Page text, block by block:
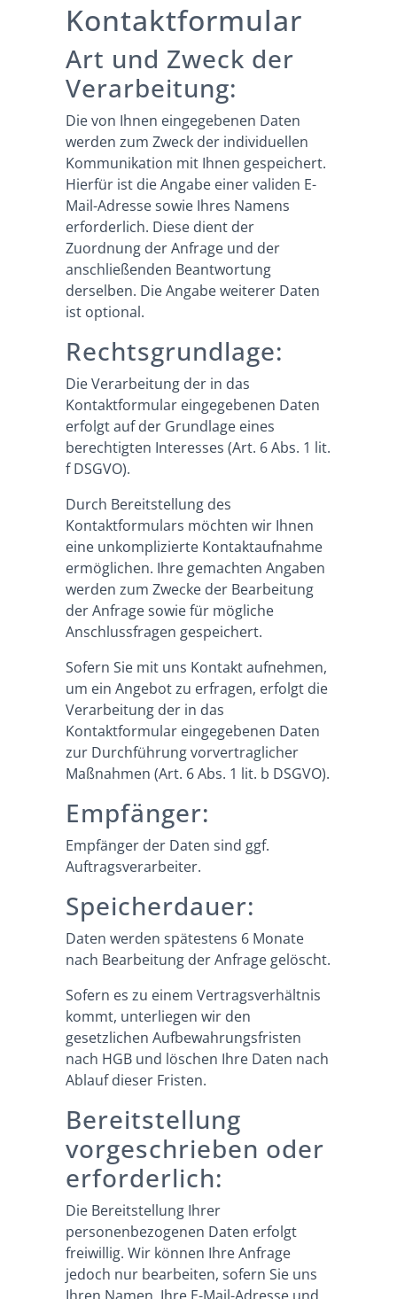
Kontaktformular
Art und Zweck der
Verarbeitung:
Die von Ihnen eingegebenen Daten
werden zum Zweck der individuellen
Kommunikation mit Ihnen gespeichert.
Hierfür ist die Angabe einer validen E-
Mail-Adresse sowie Ihres Namens
erforderlich. Diese dient der
Zuordnung der Anfrage und der
anschließenden Beantwortung
derselben. Die Angabe weiterer Daten
ist optional.
Rechtsgrundlage:
Die Verarbeitung der in das
Kontaktformular eingegebenen Daten
erfolgt auf der Grundlage eines
berechtigten Interesses (Art. 6 Abs. 1 lit.
f DSGVO).
Durch Bereitstellung des
Kontaktformulars möchten wir Ihnen
eine unkomplizierte Kontaktaufnahme
ermöglichen. Ihre gemachten Angaben
werden zum Zwecke der Bearbeitung
der Anfrage sowie für mögliche
Anschlussfragen gespeichert.
Sofern Sie mit uns Kontakt aufnehmen,
um ein Angebot zu erfragen, erfolgt die
Verarbeitung der in das
Kontaktformular eingegebenen Daten
zur Durchführung vorvertraglicher
Maßnahmen (Art. 6 Abs. 1 lit. b DSGVO).
Empfänger:
Empfänger der Daten sind ggf.
Auftragsverarbeiter.
Speicherdauer:
Daten werden spätestens 6 Monate
nach Bearbeitung der Anfrage gelöscht.
Sofern es zu einem Vertragsverhältnis
kommt, unterliegen wir den
gesetzlichen Aufbewahrungsfristen
nach HGB und löschen Ihre Daten nach
Ablauf dieser Fristen.
Bereitstellung
vorgeschrieben oder
erforderlich:
Die Bereitstellung Ihrer
personenbezogenen Daten erfolgt
freiwillig. Wir können Ihre Anfrage
jedoch nur bearbeiten, sofern Sie uns